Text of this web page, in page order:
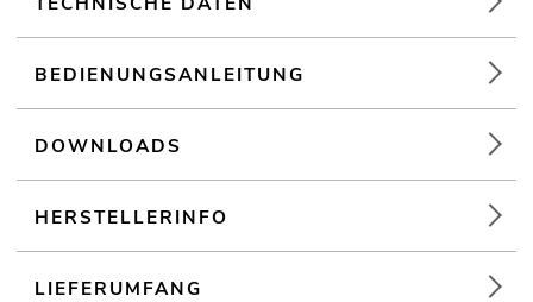
oder besser
BEDIENUNGSANLEITUNG
DOWNLOADS
HERSTELLERINFO
LIEFERUMFANG